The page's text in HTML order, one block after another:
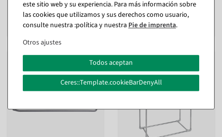
de 17,73 €
14,90 EUR más IVA
249,00 EUR más IVA
este sitio web y su experiencia. Para más información sobre
las cookies que utilizamos y sus derechos como usuario,
consulte nuestra :política y nuestra Pie de imprenta.
Otros ajustes
Todos aceptan
Ceres::Template.cookieBarDenyAll